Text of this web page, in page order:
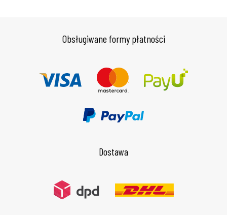
Obsługiwane formy płatności
Dostawa